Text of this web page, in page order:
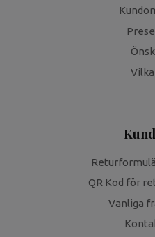
QR Kod för
Vanliga